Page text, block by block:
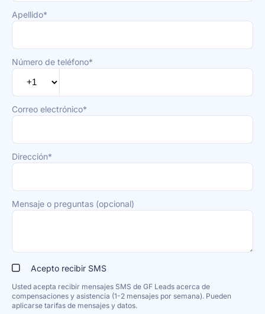
Apellido*
Número de teléfono*
Correo electrónico*
Dirección*
Mensaje o preguntas (opcional)
Acepto recibir SMS
Usted acepta recibir mensajes SMS de GF Leads acerca de
compensaciones y asistencia (1-2 mensajes por semana). Pueden
aplicarse tarifas de mensajes y datos.